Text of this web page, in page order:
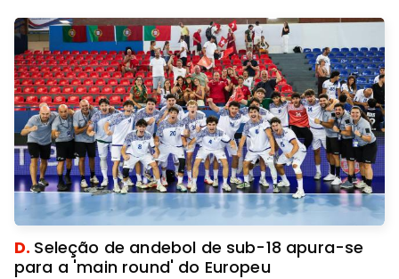
D. Seleção de andebol de sub-18 apura-se
para a 'main round' do Europeu